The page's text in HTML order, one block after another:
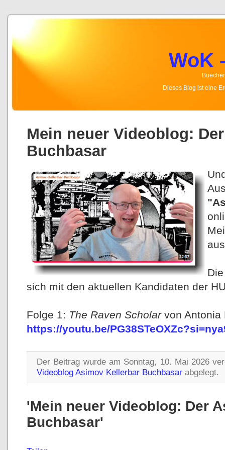
WoK
Dieses Blog ist eine
Mein neuer Videoblog:
Buchbasar
sich mit den aktuellen Kandidaten der
Folge 1: The Raven Scholarvon Antonia
https://youtu.be/
Der Beitrag wurde am Sonntag, 10. Mai 2026
Videoblog Asimov Kellerbar Buchbasar abgelegt.
'Mein neuer Videoblog: Der
Buchbasar'